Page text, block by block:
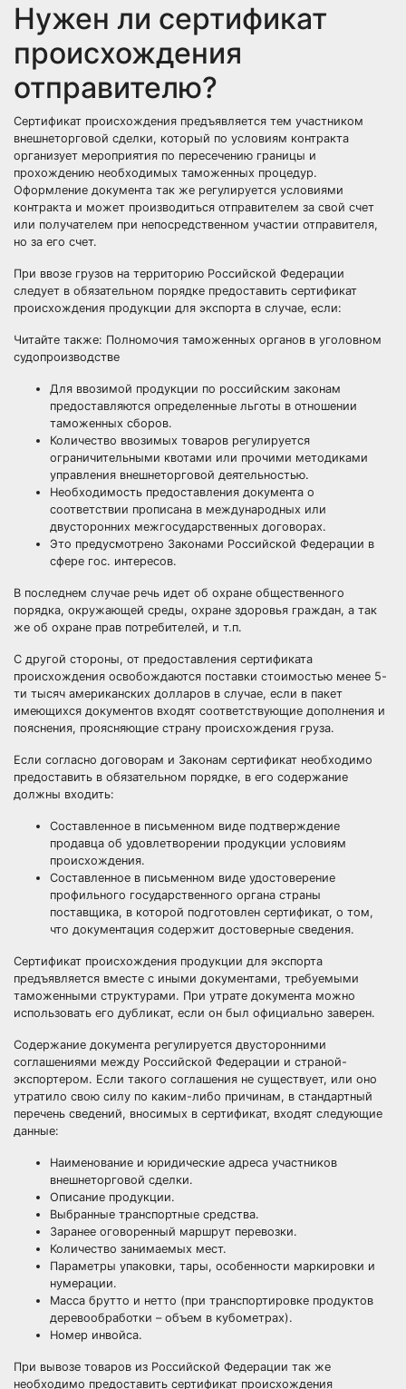
Нужен ли сертификат
происхождения
отправителю?
Сертификат происхождения предъявляется тем участником
внешнеторговой сделки, который по условиям контракта
организует мероприятия по пересечению границы и
прохождению необходимых таможенных процедур.
Оформление документа так же регулируется условиями
контракта и может производиться отправителем за свой счет
или получателем при непосредственном участии отправителя,
но за его счет.
При ввозе грузов на территорию Российской Федерации
следует в обязательном порядке предоставить сертификат
происхождения продукции для экспорта в случае, если:
Читайте также: Полномочия таможенных органов в уголовном
судопроизводстве
Для ввозимой продукции по российским законам
предоставляются определенные льготы в отношении
таможенных сборов.
Количество ввозимых товаров регулируется
ограничительными квотами или прочими методиками
управления внешнеторговой деятельностью.
Необходимость предоставления документа о
соответствии прописана в международных или
двусторонних межгосударственных договорах.
Это предусмотрено Законами Российской Федерации в
сфере гос. интересов.
В последнем случае речь идет об охране общественного
порядка, окружающей среды, охране здоровья граждан, а так
же об охране прав потребителей, и т.п.
С другой стороны, от предоставления сертификата
происхождения освобождаются поставки стоимостью менее 5-
ти тысяч американских долларов в случае, если в пакет
имеющихся документов входят соответствующие дополнения и
пояснения, проясняющие страну происхождения груза.
Если согласно договорам и Законам сертификат необходимо
предоставить в обязательном порядке, в его содержание
должны входить:
Составленное в письменном виде подтверждение
продавца об удовлетворении продукции условиям
происхождения.
Составленное в письменном виде удостоверение
профильного государственного органа страны
поставщика, в которой подготовлен сертификат, о том,
что документация содержит достоверные сведения.
Сертификат происхождения продукции для экспорта
предъявляется вместе с иными документами, требуемыми
таможенными структурами. При утрате документа можно
использовать его дубликат, если он был официально заверен.
Содержание документа регулируется двусторонними
соглашениями между Российской Федерации и страной-
экспортером. Если такого соглашения не существует, или оно
утратило свою силу по каким-либо причинам, в стандартный
перечень сведений, вносимых в сертификат, входят следующие
данные:
Наименование и юридические адреса участников
внешнеторговой сделки.
Описание продукции.
Выбранные транспортные средства.
Заранее оговоренный маршрут перевозки.
Количество занимаемых мест.
Параметры упаковки, тары, особенности маркировки и
нумерации.
Масса брутто и нетто (при транспортировке продуктов
деревообработки – объем в кубометрах).
Номер инвойса.
При вывозе товаров из Российской Федерации так же
необходимо предоставить сертификат происхождения